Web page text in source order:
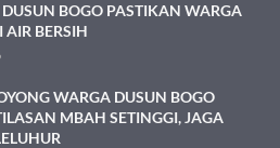
BOGO PASTIKAN WARGA
AIR BERSIH
WARGA DUSUN BOGO
MBAH SETINGGI, JAGA